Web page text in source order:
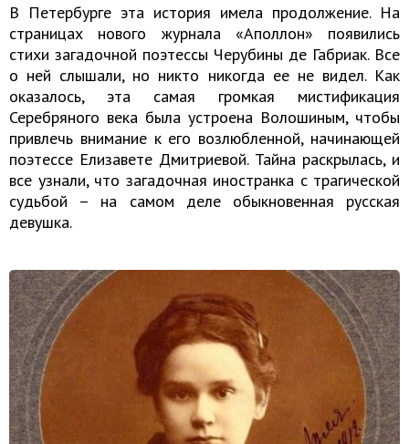
В Петербурге эта история имела продолжение. На
страницах нового журнала «Аполлон» появились
стихи загадочной поэтессы Черубины де Габриак. Все
о ней слышали, но никто никогда ее не видел. Как
оказалось, эта самая громкая мистификация
Серебряного века была устроена Волошиным, чтобы
привлечь внимание к его возлюбленной, начинающей
поэтессе Елизавете Дмитриевой. Тайна раскрылась, и
все узнали, что загадочная иностранка с трагической
судьбой – на самом деле обыкновенная русская
девушка.